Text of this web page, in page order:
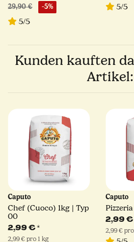
29,90 € -5%
5/5
5/5
Kunden kauften
Artikel:
Caputo
Chef (Cuoco) 1kg | Typ
00
2,99 €*
2,99 € pro 1 kg
Caputo
2,99 €
2,99 €